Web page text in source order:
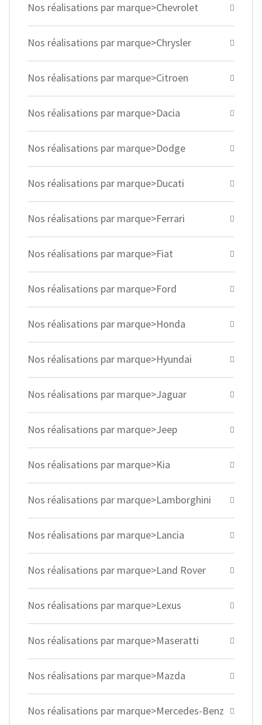
Nos réalisations par marque>Chevrolet
Nos réalisations par marque>Chrysler
Nos réalisations par marque>Citroen
Nos réalisations par marque>Dacia
Nos réalisations par marque>Dodge
Nos réalisations par marque>Ducati
Nos réalisations par marque>Ferrari
Nos réalisations par marque>Fiat
Nos réalisations par marque>Ford
Nos réalisations par marque>Honda
Nos réalisations par marque>Hyundai
Nos réalisations par marque>Jaguar
Nos réalisations par marque>Jeep
Nos réalisations par marque>Kia
Nos réalisations par marque>Lamborghini
Nos réalisations par marque>Lancia
Nos réalisations par marque>Land Rover
Nos réalisations par marque>Lexus
Nos réalisations par marque>Maseratti
Nos réalisations par marque>Mazda
Nos réalisations par marque>Mercedes-Benz